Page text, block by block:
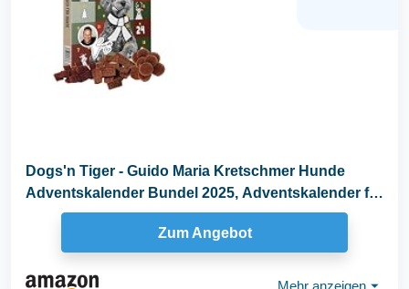
Dogs'n Tiger - Guido Maria Kretschmer Hunde
Adventskalender Bundel 2025, Adventskalender für
Hunde...
Zum Angebot
Mehr anzeigen ⏷